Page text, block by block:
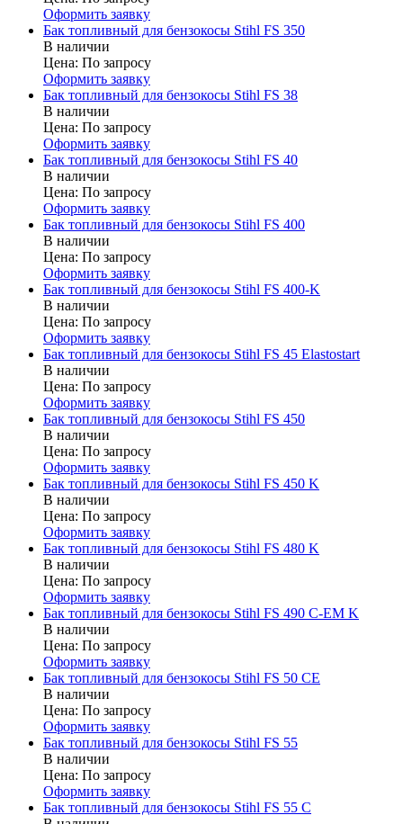
Оформить заявку
Бак топливный для бензокосы Stihl FS 350
В наличии
Цена: По запросу
Оформить заявку
Бак топливный для бензокосы Stihl FS 38
В наличии
Цена: По запросу
Оформить заявку
Бак топливный для бензокосы Stihl FS 40
В наличии
Цена: По запросу
Оформить заявку
Бак топливный для бензокосы Stihl FS 400
В наличии
Цена: По запросу
Оформить заявку
Бак топливный для бензокосы Stihl FS 400-K
В наличии
Цена: По запросу
Оформить заявку
Бак топливный для бензокосы Stihl FS 45 Elastostart
В наличии
Цена: По запросу
Оформить заявку
Бак топливный для бензокосы Stihl FS 450
В наличии
Цена: По запросу
Оформить заявку
Бак топливный для бензокосы Stihl FS 450 K
В наличии
Цена: По запросу
Оформить заявку
Бак топливный для бензокосы Stihl FS 480 K
В наличии
Цена: По запросу
Оформить заявку
Бак топливный для бензокосы Stihl FS 490 C-EM K
В наличии
Цена: По запросу
Оформить заявку
Бак топливный для бензокосы Stihl FS 50 CE
В наличии
Цена: По запросу
Оформить заявку
Бак топливный для бензокосы Stihl FS 55
В наличии
Цена: По запросу
Оформить заявку
Бак топливный для бензокосы Stihl FS 55 C